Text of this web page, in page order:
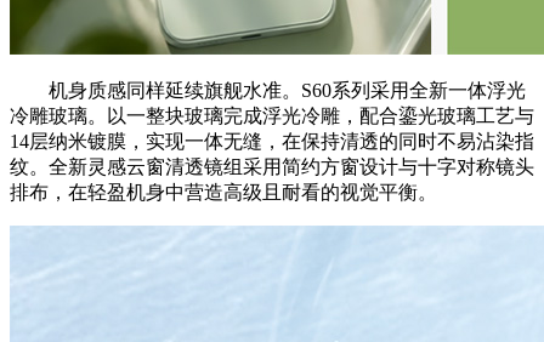
机身质感同样延续旗舰水准。S60系列采用全新一体浮光
冷雕玻璃。以一整块玻璃完成浮光冷雕，配合鎏光玻璃工艺与
14层纳米镀膜，实现一体无缝，在保持清透的同时不易沾染指
纹。全新灵感云窗清透镜组采用简约方窗设计与十字对称镜头
排布，在轻盈机身中营造高级且耐看的视觉平衡。